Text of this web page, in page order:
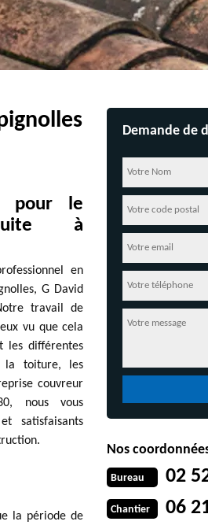
pour le
à
en
G David
travail de
vu que cela
les différentes
la toiture, les
couvreur
nous vous
satisfaisants
la période de
Demande de
Nos
Bureau 02
Chantier 06